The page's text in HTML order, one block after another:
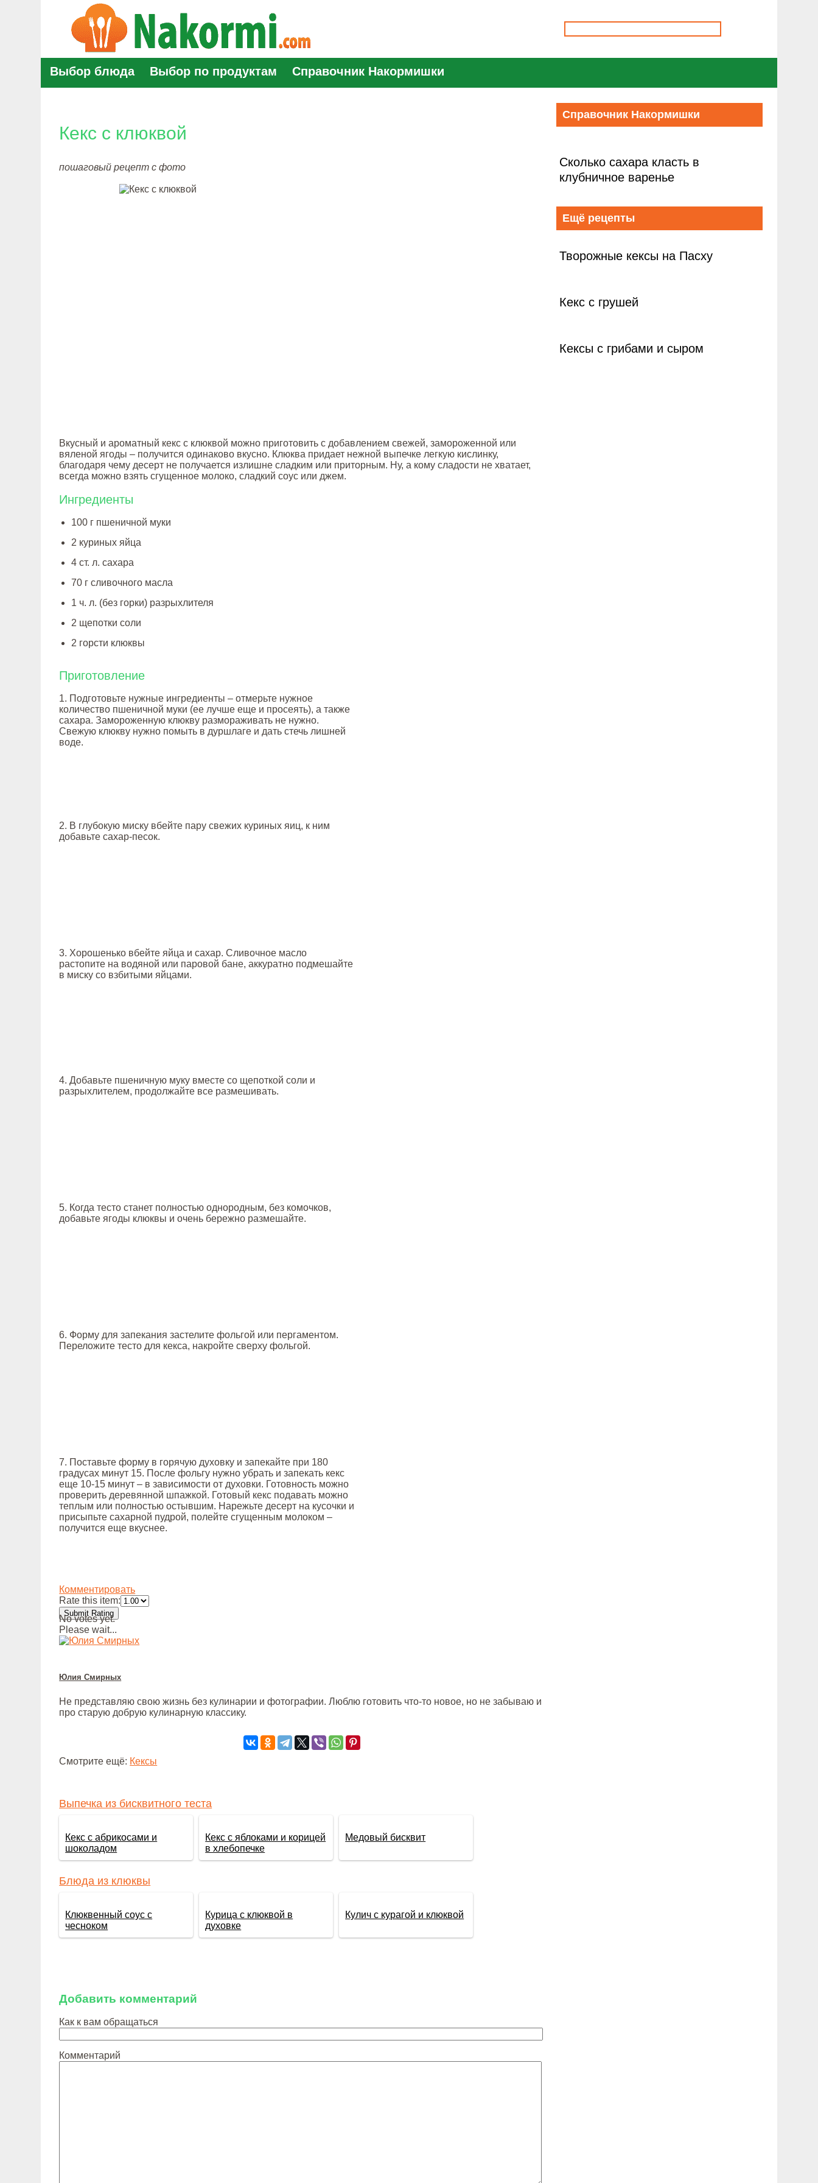
Выбор блюда Выбор по продуктам Справочник Накормишки
Кекс с клюквой
пошаговый рецепт с фото
Вкусный и ароматный кекс с клюквой можно приготовить с добавлением свежей, замороженной или
вяленой ягоды – получится одинаково вкусно. Клюква придает нежной выпечке легкую кислинку,
благодаря чему десерт не получается излишне сладким или приторным. Ну, а кому сладости не хватает,
всегда можно взять сгущенное молоко, сладкий соус или джем.
Ингредиенты
100 г пшеничной муки
2 куриных яйца
4 ст. л. сахара
70 г сливочного масла
1 ч. л. (без горки) разрыхлителя
2 щепотки соли
2 горсти клюквы
Приготовление
1. Подготовьте нужные ингредиенты – отмерьте нужное
количество пшеничной муки (ее лучше еще и просеять), а также
сахара. Замороженную клюкву размораживать не нужно.
Свежую клюкву нужно помыть в дуршлаге и дать стечь лишней
воде.
2. В глубокую миску вбейте пару свежих куриных яиц, к ним
добавьте сахар-песок.
3. Хорошенько вбейте яйца и сахар. Сливочное масло
растопите на водяной или паровой бане, аккуратно подмешайте
в миску со взбитыми яйцами.
4. Добавьте пшеничную муку вместе со щепоткой соли и
разрыхлителем, продолжайте все размешивать.
5. Когда тесто станет полностью однородным, без комочков,
добавьте ягоды клюквы и очень бережно размешайте.
6. Форму для запекания застелите фольгой или пергаментом.
Переложите тесто для кекса, накройте сверху фольгой.
7. Поставьте форму в горячую духовку и запекайте при 180
градусах минут 15. После фольгу нужно убрать и запекать кекс
еще 10-15 минут – в зависимости от духовки. Готовность можно
проверить деревянной шпажкой. Готовый кекс подавать можно
теплым или полностью остывшим. Нарежьте десерт на кусочки и
присыпьте сахарной пудрой, полейте сгущенным молоком –
получится еще вкуснее.
Комментировать
Rate this item:
Submit Rating
No votes yet.
Please wait...
Юлия Смирных
Не представляю свою жизнь без кулинарии и фотографии. Люблю готовить что-то новое, но не забываю и
про старую добрую кулинарную классику.
Смотрите ещё: Кексы
Выпечка из бисквитного теста
Кекс с абрикосами и
шоколадом
Кекс с яблоками и корицей
в хлебопечке
Медовый бисквит
Блюда из клюквы
Клюквенный соус с
чесноком
Курица с клюквой в
духовке
Кулич с курагой и клюквой
Добавить комментарий
Как к вам обращаться
Комментарий
Справочник Накормишки
Сколько сахара класть в
клубничное варенье
Ещё рецепты
Творожные кексы на Пасху
Кекс с грушей
Кексы с грибами и сыром